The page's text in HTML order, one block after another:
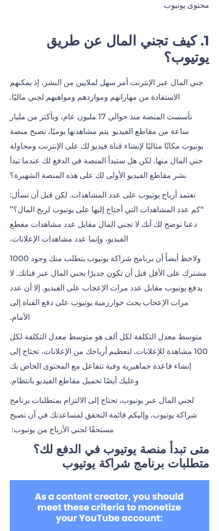
محتوى يوتيوب
1. كيف تجني المال عن طريق
يوتيوب؟
جني المال عبر الإنترنت أمر سهل لملايين من البشر، إذ يمكنهم
الاستفادة من مهاراتهم ومواردهم ومواهبهم لجني ماليًا.
تأسست المنصة منذ حوالي 17 مليون عام، وبأكثر من
مليار
ساعة من مقاطع الفيديو يتم مشاهدتها يوميًا، تصبح منصة
يوتيوب مكانًا مثاليًا لإنشاء قناة فيديو لك على الإنترنت ومحاولة
جني المال منها. لكن هل ستبدأ المنصة في الدفع لك عندما تبدأ
نشر مقاطع الفيديو الأولى لك على هذه المنصة الشهيرة؟
تعتمد أرباح يوتيوب على عدد المشاهدات. لكن قبل أن تسأل:
“كم عدد المشاهدات التي أحتاج إليها على يوتيوب لربح المال؟”
دعنا نوضح لك أنك لا تجني المال مقابل عدد مشاهدات مقطع
الفيديو، وإنما عدد مشاهدات الإعلانات.
ولاحظ أيضاً أن برنامج شراكة يوتيوب يتطلب منك وجود 1000
مشترك على الأقل قبل أن تكون جديرًا بجني المال عبر قناتك. لا
يدفع يوتيوب مقابل عدد مرات الإعجاب على الفيديو. إلا أن عدد
مرات الإعجاب يحث خوارزمية يوتيوب على دفع القناة إلى
الأمام.
متوسط معدل التكلفة لكل ألف هو متوسط معدل التكلفة لكل
100 مشاهدة للإعلانات. لتعظيم
أرباحك من الإعلانات، تحتاج إلى
إنشاء قاعدة جماهيرية وفية تتفاعل مع المحتوى الخاص بك
وعليك أيضًا تحميل مقاطع الفيديو بانتظام.
لجني المال عبر يوتيوب، تحتاج إلى الالتزام بمتطلبات برنامج
شراكة يوتيوب. وإليكم قائمة التحقق لمساعدتك في أن تصبح
مستحقًا لجني الأرباح من يوتيوب:
متى تبدأ منصة يوتيوب في الدفع لك؟
متطلبات برنامج شراكة يوتيوب